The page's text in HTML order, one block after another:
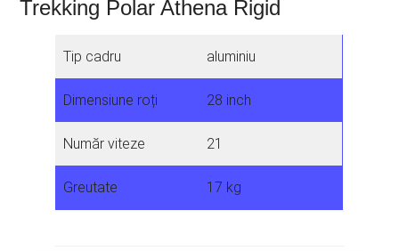
Trekking Polar Athena Rigid
Tip cadru aluminiu
Dimensiune roți 28 inch
Număr viteze 21
Greutate 17 kg